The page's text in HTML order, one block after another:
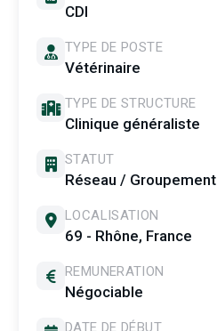
CDI
TYPE DE POSTE
Vétérinaire
TYPE DE STRUCTURE
Clinique généraliste
STATUT
Réseau / Groupement
LOCALISATION
69 - Rhône, France
REMUNERATION
Négociable
DATE DE DÉBUT